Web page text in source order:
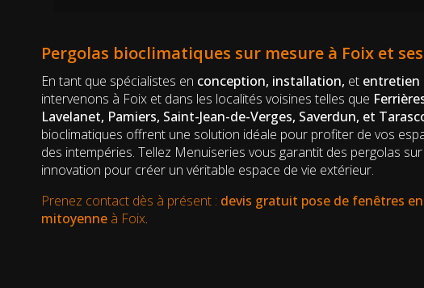
Pergolas bioclimatiques sur mesure à Foix et
En tant que spécialistes en conception, installation, et entretien
intervenons à Foix et dans les localités voisines telles que
Lavelanet, Pamiers, Saint-Jean-de-Verges, Saverdun, et
bioclimatiques offrent une solution idéale pour profiter de vos
des intempéries. Tellez Menuiseries vous garantit des pergolas
innovation pour créer un véritable espace de vie extérieur.
Prenez contact dès à présent : devis gratuit pose de fenêtres
mitoyenne à Foix.